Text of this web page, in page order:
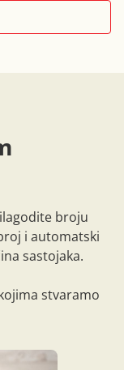
broju
i automatski
sastojaka.
stvaramo